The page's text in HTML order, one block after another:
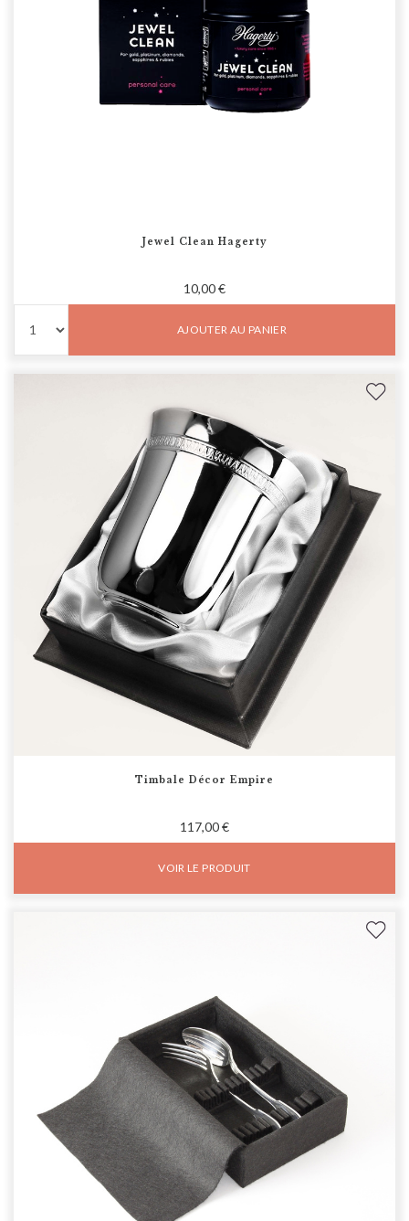
Jewel Clean Hagerty
10,00 €
AJOUTER AU PANIER
Timbale Décor Empire
117,00 €
VOIR LE PRODUIT